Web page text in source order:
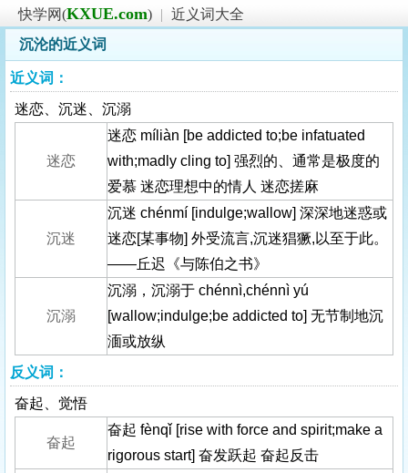
快学网(KXUE.com) | 近义词大全
沉沦的近义词
近义词：
迷恋、沉迷、沉溺
迷恋
迷恋 míliàn [be addicted to;be infatuated
with;madly cling to] 强烈的、通常是极度的
爱慕 迷恋理想中的情人 迷恋搓麻
沉迷
沉迷 chénmí [indulge;wallow] 深深地迷惑或
迷恋[某事物] 外受流言,沉迷猖獗,以至于此。
——丘迟《与陈伯之书》
沉溺
沉溺，沉溺于 chénnì,chénnì yú
[wallow;indulge;be addicted to] 无节制地沉
湎或放纵
反义词：
奋起、觉悟
奋起
奋起 fènqǐ [rise with force and spirit;make a
rigorous start] 奋发跃起 奋起反击